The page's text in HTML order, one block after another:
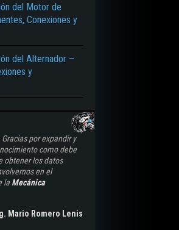
del Motor de
Conexiones y
del Alternador –
y
por expandir y
como debe
obtener los datos
en el
la Mecánica
Mario Romero Lenis